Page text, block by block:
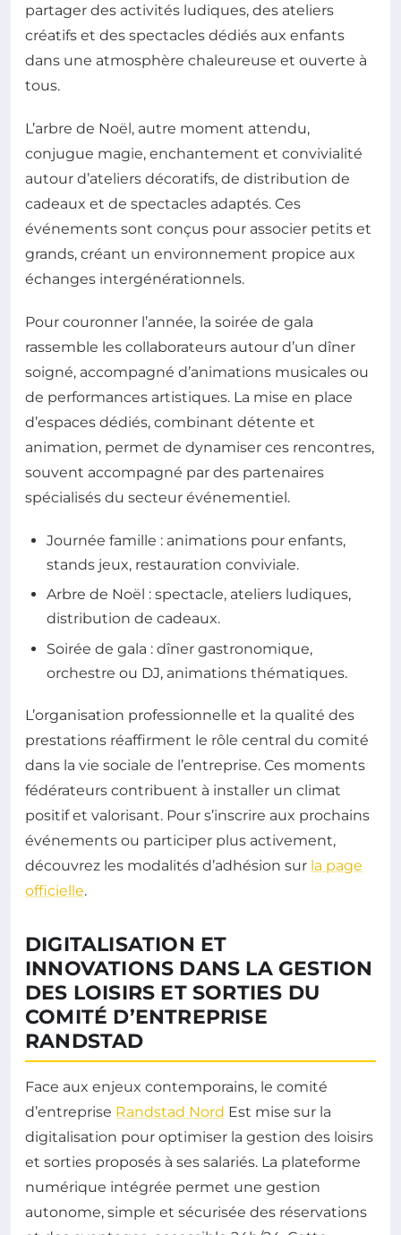
partager des activités ludiques, des ateliers
créatifs et des spectacles dédiés aux enfants
dans une atmosphère chaleureuse et ouverte à
tous.
L’arbre de Noël, autre moment attendu,
conjugue magie, enchantement et convivialité
autour d’ateliers décoratifs, de distribution de
cadeaux et de spectacles adaptés. Ces
événements sont conçus pour associer petits et
grands, créant un environnement propice aux
échanges intergénérationnels.
Pour couronner l’année, la soirée de gala
rassemble les collaborateurs autour d’un dîner
soigné, accompagné d’animations musicales ou
de performances artistiques. La mise en place
d’espaces dédiés, combinant détente et
animation, permet de dynamiser ces rencontres,
souvent accompagné par des partenaires
spécialisés du secteur événementiel.
Journée famille : animations pour enfants,
stands jeux, restauration conviviale.
Arbre de Noël : spectacle, ateliers ludiques,
distribution de cadeaux.
Soirée de gala : dîner gastronomique,
orchestre ou DJ, animations thématiques.
L’organisation professionnelle et la qualité des
prestations réaffirment le rôle central du comité
dans la vie sociale de l’entreprise. Ces moments
fédérateurs contribuent à installer un climat
positif et valorisant. Pour s’inscrire aux prochains
événements ou participer plus activement,
découvrez les modalités d’adhésion sur la page
officielle.
DIGITALISATION ET
INNOVATIONS DANS LA GESTION
DES LOISIRS ET SORTIES DU
COMITÉ D’ENTREPRISE
RANDSTAD
Face aux enjeux contemporains, le comité
d’entreprise Randstad Nord Est mise sur la
digitalisation pour optimiser la gestion des loisirs
et sorties proposés à ses salariés. La plateforme
numérique intégrée permet une gestion
autonome, simple et sécurisée des réservations